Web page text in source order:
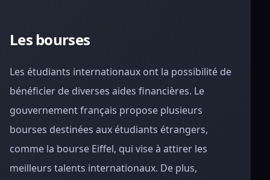
Les bourses
Les étudiants internationaux ont la possibilité de
bénéficier de diverses aides financières. Le
gouvernement français propose plusieurs
bourses destinées aux étudiants étrangers,
comme la bourse Eiffel, qui vise à attirer les
meilleurs talents internationaux. De plus,